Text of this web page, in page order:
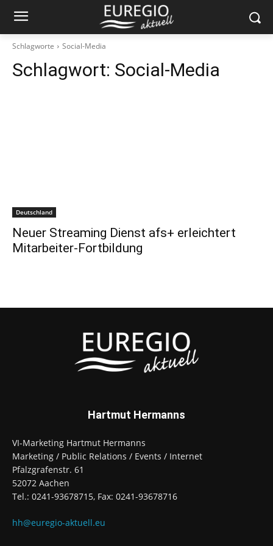
Schlagworte Social-Media
Schlagwort: Social-Media
Deutschland
Neuer Streaming Dienst afs+ erleichtert
Mitarbeiter-Fortbildung
Hartmut Hermanns
VI-Marketing Hartmut Hermanns
Marketing / Public Relations / Events / Internet
Pfalzgrafenstr. 61
52072 Aachen
Tel.: 0241-93678715, Fax: 0241-93678716
hh@euregio-aktuell.eu